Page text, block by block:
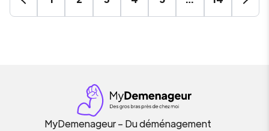
MyDemenageur – Du déménagement